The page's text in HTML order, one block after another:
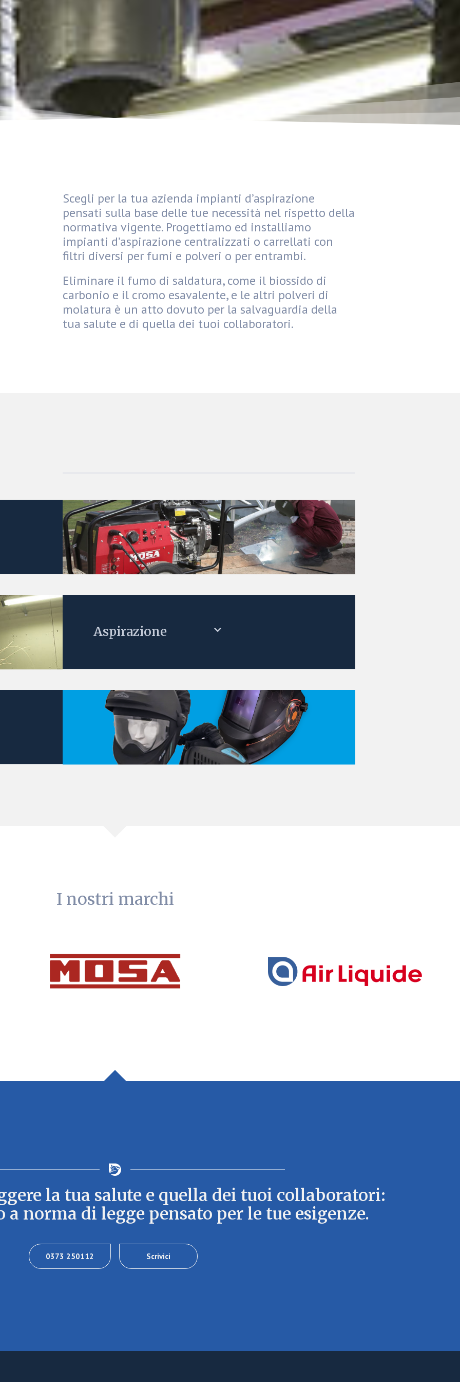
Scegli per la tua azienda impianti d’aspirazione
pensati sulla base delle tue necessità nel rispetto della
normativa vigente. Progettiamo ed installiamo
impianti d’aspirazione centralizzati o carrellati con
filtri diversi per fumi e polveri o per entrambi.
Eliminare il fumo di saldatura, come il biossido di
carbonio e il cromo esavalente, e le altri polveri di
molatura è un atto dovuto per la salvaguardia della
tua salute e di quella dei tuoi collaboratori.
Aspirazione
I nostri marchi
la tua salute e quella dei tuoi collaboratori:
norma di legge pensato per le tue esigenze.
0373 250112 Scrivici